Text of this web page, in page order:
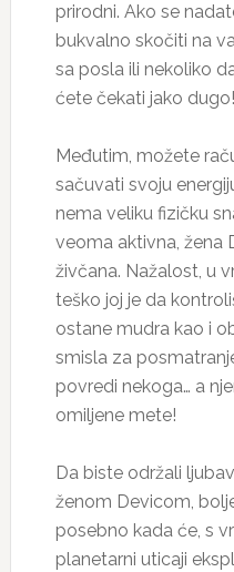
prirodni. Ako se
bukvalno skočiti na
sa posla ili nekoliko
ćete čekati jako dugo!
Međutim, možete
sačuvati svoju
nema veliku fizičku
veoma aktivna, žena
živčana. Nažalost, u
teško joj je da
ostane mudra kao i
smisla za
povredi nekoga… a
omiljene mete!
Da biste održali
ženom Devicom,
posebno kada će, s
planetarni uticaji